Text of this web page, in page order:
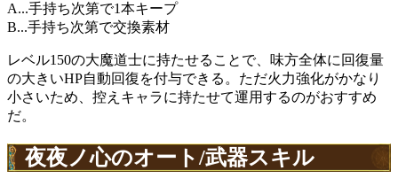
A...手持ち次第で1本キープ
B...手持ち次第で交換素材
レベル150の大魔道士に持たせることで、味方全体に回復量
の大きいHP自動回復を付与できる。ただ火力強化がかなり
小さいため、控えキャラに持たせて運用するのがおすすめ
だ。
夜夜ノ心のオート/武器スキル